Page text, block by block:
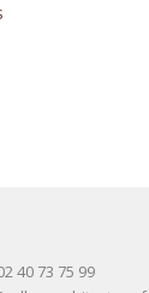
40 73 75 99